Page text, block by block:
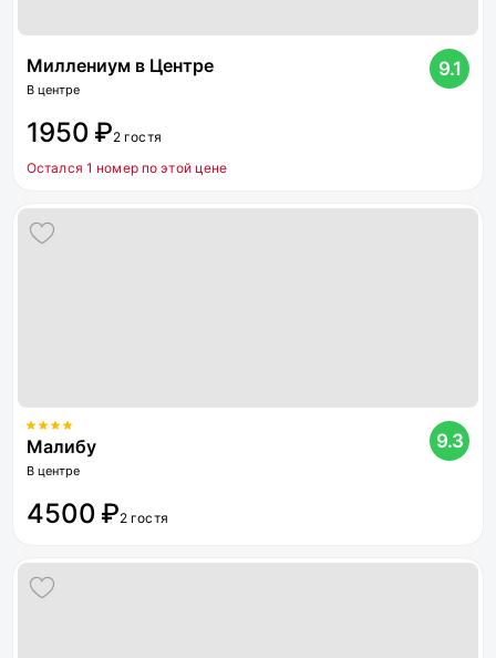
Миллениум в Центре
В центре
9.1
1950 ₽2 гостя
Остался 1 номер по этой цене
Малибу
В центре
9.3
4500 ₽2 гостя